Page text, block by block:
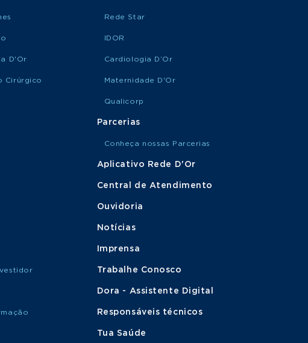
D'Or
Cirúrgico
Rede Star
IDOR
Cardiologia D’Or
Maternidade D'Or
Qualicorp
Parcerias
Conheça nossas Parcerias
Aplicativo Rede D'Or
Central de Atendimento
Ouvidoria
Notícias
Imprensa
Trabalhe Conosco
Dora - Assistente Digital
Responsáveis técnicos
Tua Saúde